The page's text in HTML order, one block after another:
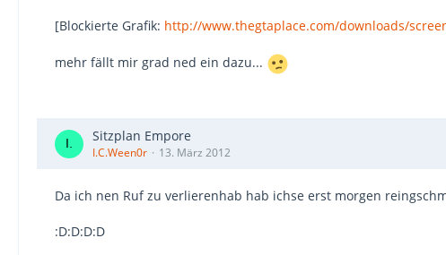
[Blockierte Grafik: http://www.thegtaplace.com/downloads/
mehr fällt mir grad ned ein dazu...
Sitzplan Empore
I.C.Ween0r 13. März 2012
Da ich nen Ruf zu verlierenhab hab ichse erst morgen
:D:D:D:D